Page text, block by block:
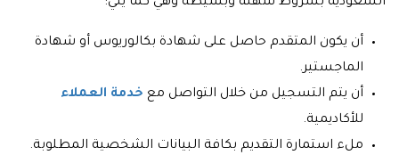
أن يكون المتقدم حاصل على شهادة بكالوريوس أو شهادة
الماجستير.
أن يتم التسجيل من خلال التواصل مع خدمة العملاء
للأكاديمية.
ملء استمارة التقديم بكافة البيانات الشخصية المطلوبة.